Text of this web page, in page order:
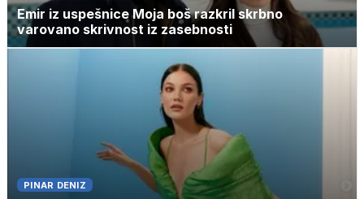
Emir iz uspešnice Moja boš razkril skrbno
varovano skrivnost iz zasebnosti
PINAR DENIZ